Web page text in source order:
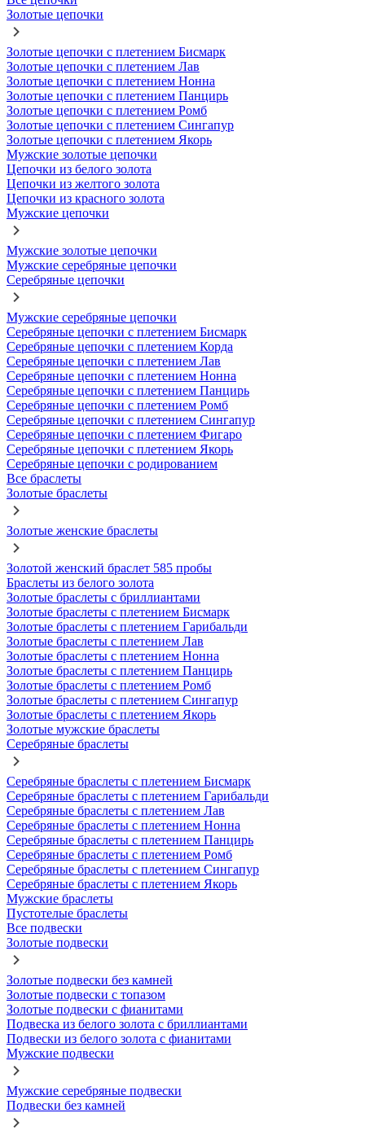
Золотые цепочки
Золотые цепочки с плетением Бисмарк
Золотые цепочки с плетением Лав
Золотые цепочки с плетением Нонна
Золотые цепочки с плетением Панцирь
Золотые цепочки с плетением Ромб
Золотые цепочки с плетением Сингапур
Золотые цепочки с плетением Якорь
Мужские золотые цепочки
Цепочки из белого золота
Цепочки из желтого золота
Цепочки из красного золота
Мужские цепочки
Мужские золотые цепочки
Мужские серебряные цепочки
Серебряные цепочки
Мужские серебряные цепочки
Серебряные цепочки с плетением Бисмарк
Серебряные цепочки с плетением Корда
Серебряные цепочки с плетением Лав
Серебряные цепочки с плетением Нонна
Серебряные цепочки с плетением Панцирь
Серебряные цепочки с плетением Ромб
Серебряные цепочки с плетением Сингапур
Серебряные цепочки с плетением Фигаро
Серебряные цепочки с плетением Якорь
Серебряные цепочки с родированием
Все браслеты
Золотые браслеты
Золотые женские браслеты
Золотой женский браслет 585 пробы
Браслеты из белого золота
Золотые браслеты с бриллиантами
Золотые браслеты с плетением Бисмарк
Золотые браслеты с плетением Гарибальди
Золотые браслеты с плетением Лав
Золотые браслеты с плетением Нонна
Золотые браслеты с плетением Панцирь
Золотые браслеты с плетением Ромб
Золотые браслеты с плетением Сингапур
Золотые браслеты с плетением Якорь
Золотые мужские браслеты
Серебряные браслеты
Серебряные браслеты с плетением Бисмарк
Серебряные браслеты с плетением Гарибальди
Серебряные браслеты с плетением Лав
Серебряные браслеты с плетением Нонна
Серебряные браслеты с плетением Панцирь
Серебряные браслеты с плетением Ромб
Серебряные браслеты с плетением Сингапур
Серебряные браслеты с плетением Якорь
Мужские браслеты
Пустотелые браслеты
Все подвески
Золотые подвески
Золотые подвески без камней
Золотые подвески с топазом
Золотые подвески с фианитами
Подвеска из белого золота с бриллиантами
Подвески из белого золота с фианитами
Мужские подвески
Мужские серебряные подвески
Подвески без камней